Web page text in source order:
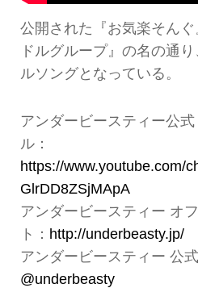
公開された『お気楽そん
ドルグループ』の名の通
ルソングとなっている。
アンダービースティー公
ル：
https://www.youtube.com/
GlrDD8ZSjMApA
アンダービースティー オ
ト： http://underbeasty.jp/
アンダービースティー 公
@underbeasty